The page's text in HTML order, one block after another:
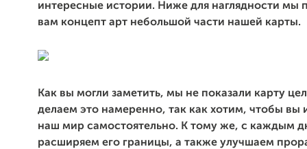
интересные истории. Ниже для наглядности мы
вам концепт арт небольшой части нашей карты.
Как вы могли заметить, мы не показали карту
делаем это намеренно, так как хотим, чтобы вы
наш мир самостоятельно. К тому же, с каждым
расширяем его границы, а также улучшаем